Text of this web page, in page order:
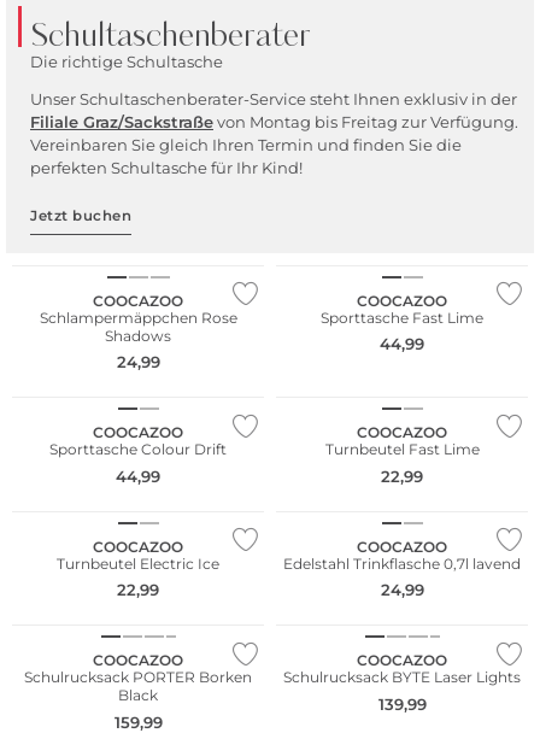
Schultaschenberater
Die richtige Schultasche
Unser Schultaschenberater-Service steht Ihnen exklusiv in der
Filiale Graz/Sackstraßevon Montag bis Freitag zur Verfügung.
Vereinbaren Sie gleich Ihren Termin und finden Sie die
perfekten Schultasche für Ihr Kind!
Jetzt buchen
Nachhaltig
COOCAZOO
Schlampermäppchen Rose
Shadows
24,99
COOCAZOO
Sporttasche Fast Lime
44,99
COOCAZOO
Sporttasche Colour Drift
44,99
COOCAZOO
Turnbeutel Fast Lime
22,99
COOCAZOO
Turnbeutel Electric Ice
22,99
COOCAZOO
Edelstahl Trinkflasche 0,7l lavend
24,99
COOCAZOO
Schulrucksack PORTER Borken
Black
159,99
COOCAZOO
Schulrucksack BYTE Laser Lights
139,99